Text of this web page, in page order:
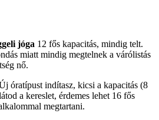
jóga 12 fős kapacitás, mindig telt.
miatt mindig megtelnek a várólistás
nő.
óratípust indítasz, kicsi a kapacitás (8
a kereslet, érdemes lehet 16 fős
megtartani.